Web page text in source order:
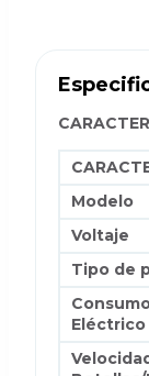
Modelo
Voltaje
Tipo de
Eléctrico
Velocidad